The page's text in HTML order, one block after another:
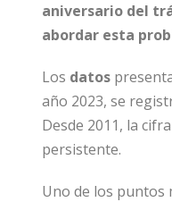
aniversario del
abordar esta
Los datos
año 2023, se
Desde 2011, la
persistente.
Uno de los puntos